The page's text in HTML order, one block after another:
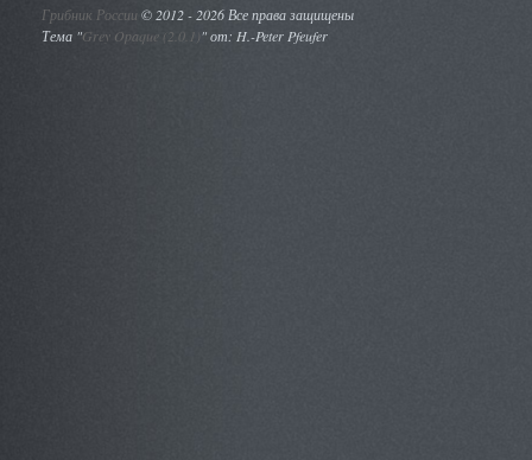
Грибник России ©2012 - 2026 Все права защищены
Тема "Grey Opaque (2.0.1)" от: H.-Peter Pfeufer